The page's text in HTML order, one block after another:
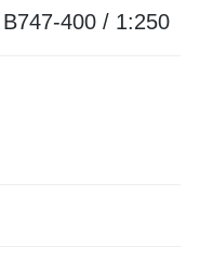
400 / 1:250